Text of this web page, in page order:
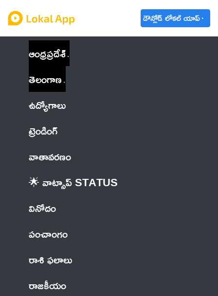
డౌన్లోడ్ లోకల్ యాప్
ఆంధ్రప్రదేశ్
తెలంగాణ
ఉద్యోగాలు
ట్రెండింగ్
వాతావరణం
🌟 వాట్సాప్ STATUS
వినోదం
పంచాంగం
రాశి ఫలాలు
రాజకీయం